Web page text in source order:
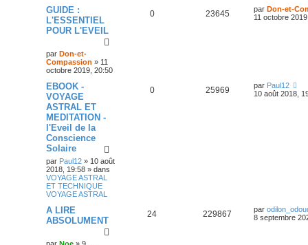
GUIDE :
L'ESSENTIEL
POUR L'EVEIL
par Don-et-
Compassion » 11
octobre 2019, 20:50
0 23645 par Don-et-
11 octobre
EBOOK -
VOYAGE
ASTRAL ET
MEDITATION -
l'Eveil de la
Conscience
Solaire
par Paul12 » 10 août
2018, 19:58 » dans
VOYAGE ASTRAL
ET TECHNIQUE
VOYAGE ASTRAL
0 25969 par Paul12
10 août 2018,
A LIRE
ABSOLUMENT
par Noe » 9
24 229867 par
8 septembre